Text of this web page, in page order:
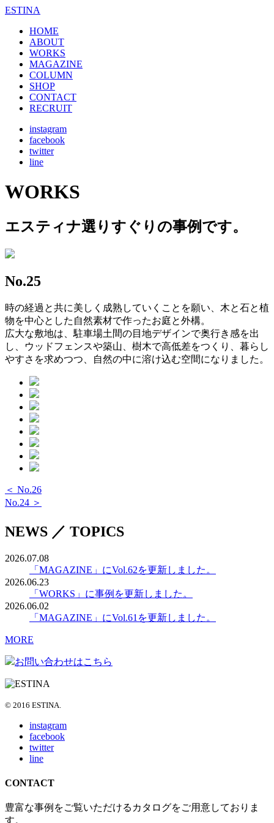
ESTINA
HOME
ABOUT
WORKS
MAGAZINE
COLUMN
SHOP
CONTACT
RECRUIT
instagram
facebook
twitter
line
WORKS
エスティナ選りすぐりの事例です。
No.25
時の経過と共に美しく成熟していくことを願い、木と石と植
物を中心とした自然素材で作ったお庭と外構。
広大な敷地は、駐車場土間の目地デザインで奥行き感を出
し、ウッドフェンスや築山、樹木で高低差をつくり、暮らし
やすさを求めつつ、自然の中に溶け込む空間になりました。
＜ No.26
No.24 ＞
NEWS ／ TOPICS
2026.07.08
「MAGAZINE」にVol.62を更新しました。
2026.06.23
「WORKS」に事例を更新しました。
2026.06.02
「MAGAZINE」にVol.61を更新しました。
MORE
お問い合わせはこちら
© 2016 ESTINA.
instagram
facebook
twitter
line
CONTACT
豊富な事例をご覧いただけるカタログをご用意しておりま
す。